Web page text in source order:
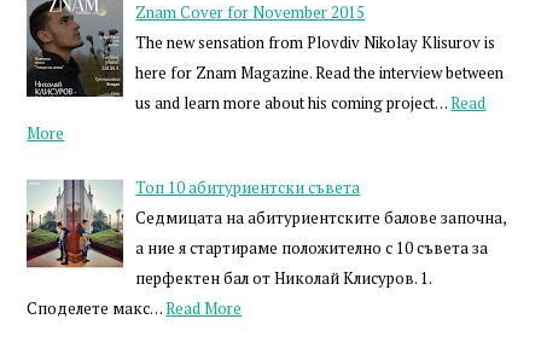
Znam Cover for November 2015
The new sensation from Plovdiv Nikolay Klisurov is
here for Znam Magazine. Read the interview between
us and learn more about his coming project…Read
More
Топ 10 абитуриентски съвета
Седмицата на абитуриентските балове започна,
а ние я стартираме положително с 10 съвета за
перфектен бал от Николай Клисуров. 1.
Споделете макс…Read More